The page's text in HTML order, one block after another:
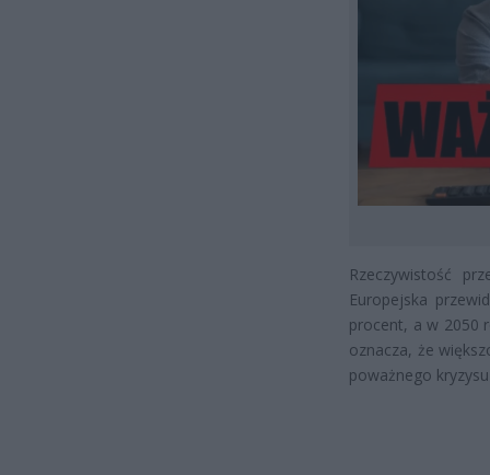
Rzeczywistość
Europejska
procent, a w 2050
oznacza, że
poważnego